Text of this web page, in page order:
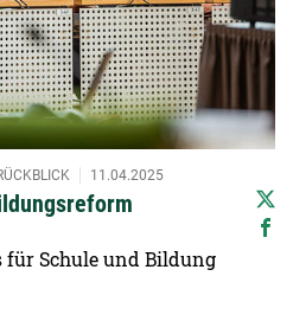
11.04.2025
Schule und Bildung